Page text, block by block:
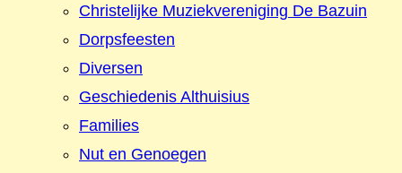
Christelijke Muziekvereniging De Bazuin
Dorpsfeesten
Diversen
Geschiedenis Althuisius
Families
Nut en Genoegen